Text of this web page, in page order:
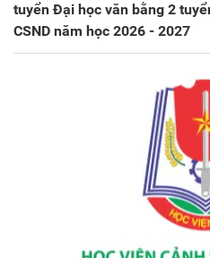
tuyển Đại học văn bằng 2
CSND năm học 2026 - 2027